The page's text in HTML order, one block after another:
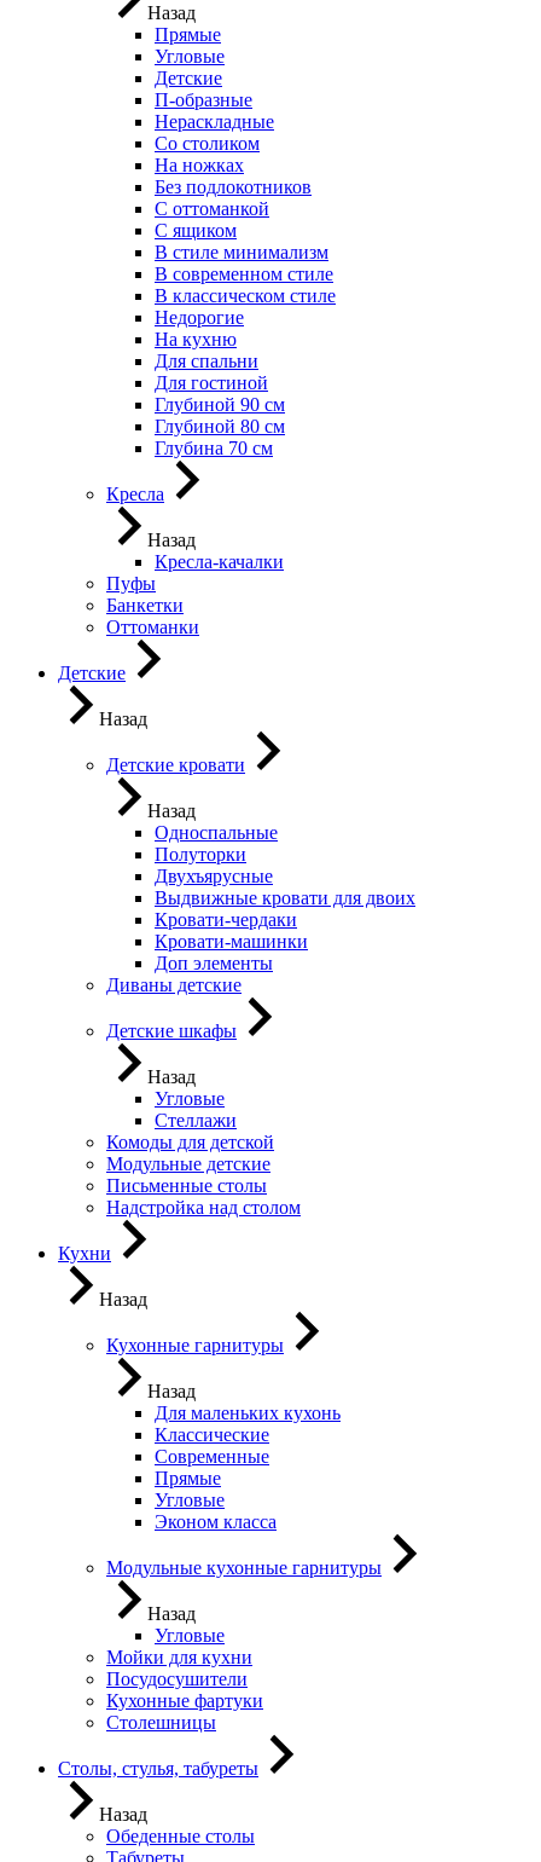
Назад
Прямые
Угловые
Детские
П-образные
Нераскладные
Со столиком
На ножках
Без подлокотников
С оттоманкой
С ящиком
В стиле минимализм
В современном стиле
В классическом стиле
Недорогие
На кухню
Для спальни
Для гостиной
Глубиной 90 см
Глубиной 80 см
Глубина 70 см
Кресла
Назад
Кресла-качалки
Пуфы
Банкетки
Оттоманки
Детские
Назад
Детские кровати
Назад
Односпальные
Полуторки
Двухъярусные
Выдвижные кровати для двоих
Кровати-чердаки
Кровати-машинки
Доп элементы
Диваны детские
Детские шкафы
Назад
Угловые
Стеллажи
Комоды для детской
Модульные детские
Письменные столы
Надстройка над столом
Кухни
Назад
Кухонные гарнитуры
Назад
Для маленьких кухонь
Классические
Современные
Прямые
Угловые
Эконом класса
Модульные кухонные гарнитуры
Назад
Угловые
Мойки для кухни
Посудосушители
Кухонные фартуки
Столешницы
Столы, стулья, табуреты
Назад
Обеденные столы
Табуреты